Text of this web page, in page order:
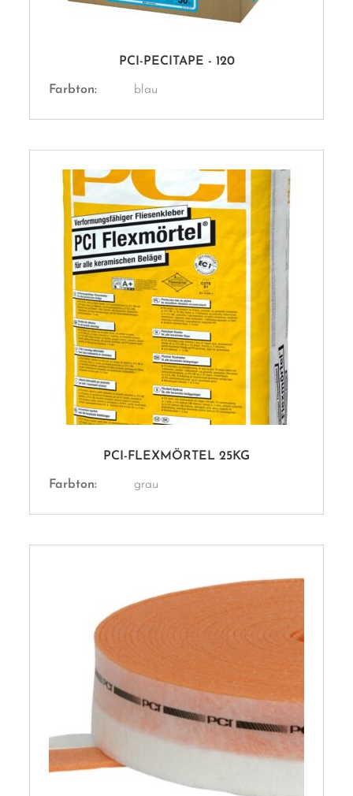
PCI-PECITAPE - 120
Farbton: blau
PCI-FLEXMÖRTEL 25KG
Farbton: grau